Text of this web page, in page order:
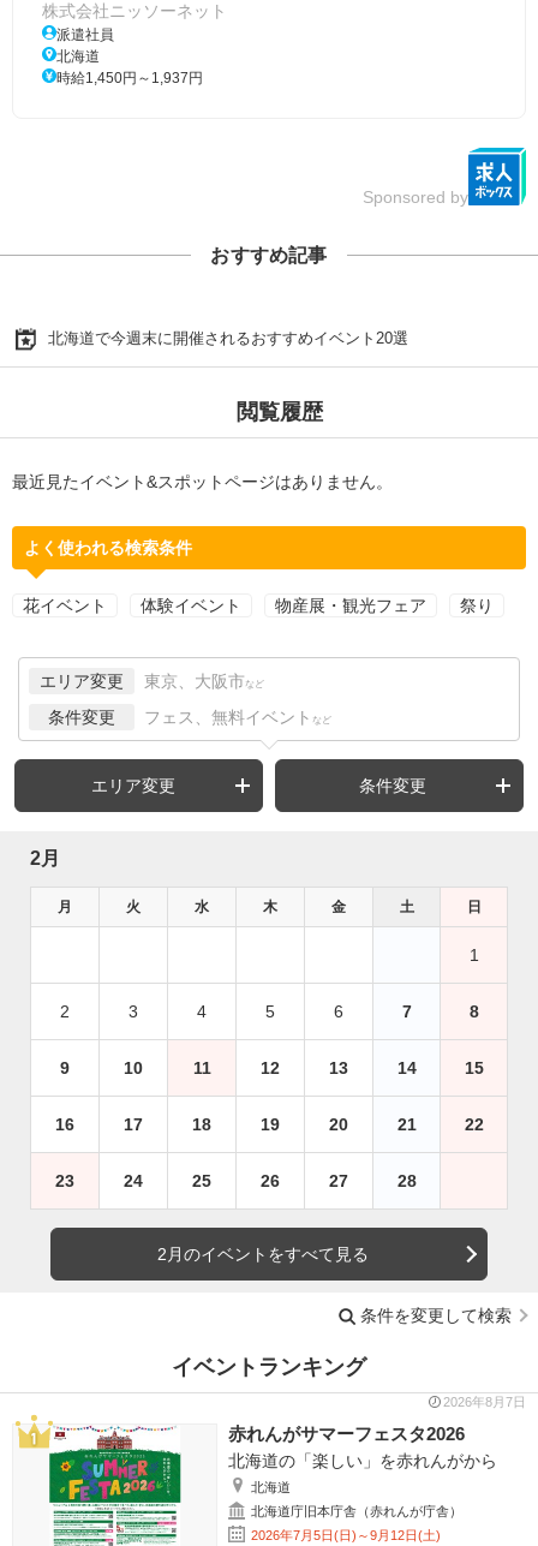
株式会社ニッソーネット
派遣社員
北海道
時給1,450円～1,937円
Sponsored by
おすすめ記事
北海道で今週末に開催されるおすすめイベント20選
閲覧履歴
最近見たイベント&スポットページはありません。
よく使われる検索条件
花イベント 体験イベント 物産展・観光フェア 祭り
エリア変更 東京、大阪市 など
条件変更 フェス、無料イベント など
エリア変更 条件変更
2月
月 火 水 木 金 土 日
1
2 3 4 5 6 7 8
9 10 11 12 13 14 15
16 17 18 19 20 21 22
23 24 25 26 27 28
2月のイベントをすべて見る
条件を変更して検索
イベントランキング
2026年8月7日
赤れんがサマーフェスタ2026
北海道の「楽しい」を赤れんがから
北海道
北海道庁旧本庁舎（赤れんが庁舎）
2026年7月5日(日)～9月12日(土)